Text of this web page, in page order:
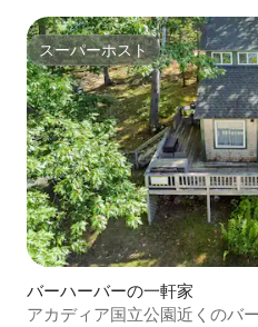
スーパーホスト
スーパーホスト
バーハーバーの一軒家
アカディア国立公園近くのバ